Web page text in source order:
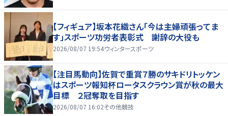
【フィギュア】坂本花織さん「今は主婦頑張ってま
す」スポーツ功労者表彰式 謝辞の大役も
2026/08/07 19:54ウィンタースポーツ
【注目馬動向】佐賀で重賞７勝のサキドリトッケン
はスポーツ報知杯ロータスクラウン賞が秋の最大
目標 ２冠奪取を目指す
2026/08/07 16:02その他競技